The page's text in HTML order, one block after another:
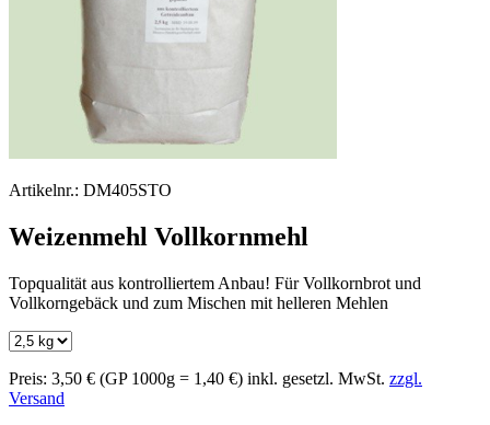
Artikelnr.: DM405STO
Weizenmehl Vollkornmehl
Topqualität aus kontrolliertem Anbau! Für Vollkornbrot und
Vollkorngebäck und zum Mischen mit helleren Mehlen
Preis: 3,50 € (GP 1000g = 1,40 €) inkl. gesetzl. MwSt. zzgl.
Versand